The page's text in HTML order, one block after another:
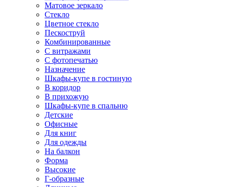
Матовое зеркало
Стекло
Цветное стекло
Пескоструй
Комбинированные
С витражами
С фотопечатью
Назначение
Шкафы-купе в гостиную
В коридор
В прихожую
Шкафы-купе в спальню
Детские
Офисные
Для книг
Для одежды
На балкон
Форма
Высокие
Г-образные